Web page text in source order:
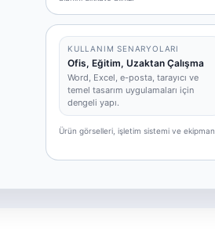
KULLANIM SENARYOLARI
Ofis, Eğitim, Uzaktan Çalışma
Word, Excel, e-posta, tarayıcı ve
temel tasarım uygulamaları için
dengeli yapı.
Ürün görselleri, işletim sistemi ve